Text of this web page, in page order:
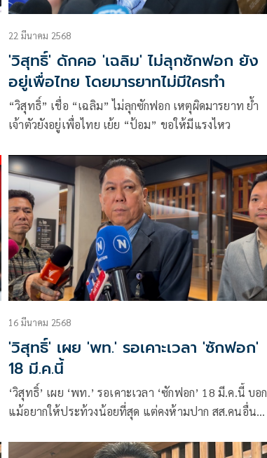
22 มีนาคม 2568
'วิสุทธิ์' ดักคอ 'เฉลิม' ไม่ลุกซักฟอก ยัง
อยู่เพื่อไทย โดยมารยาทไม่มีใครทำ
“วิสุทธิ์” เชื่อ “เฉลิม” ไม่ลุกซักฟอก เหตุผิดมารยาท ยํ้า
เจ้าตัวยังอยู่เพื่อไทย เย้ย “ป้อม” ขอให้มีแรงไหว
16 มีนาคม 2568
'วิสุทธิ์' เผย 'พท.' รอเคาะเวลา 'ซักฟอก'
18 มี.ค.นี้
‘วิสุทธิ์’ เผย ‘พท.’ รอเคาะเวลา ‘ซักฟอก’ 18 มี.ค.นี้ บอก
แม้อยากให้ประท้วงน้อยที่สุด แต่คงห้ามปาก สส.คนอื่น